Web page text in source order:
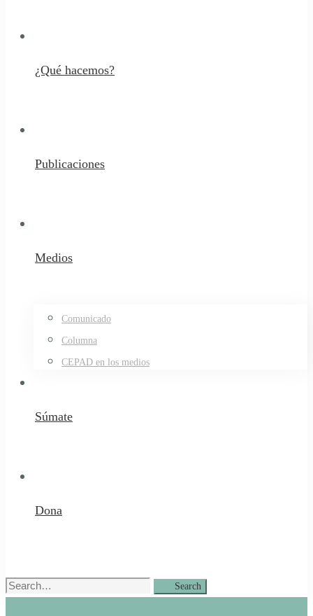
¿Qué hacemos?
Publicaciones
Medios
Comunicado
Columna
CEPAD en los medios
Súmate
Dona
Search
Search